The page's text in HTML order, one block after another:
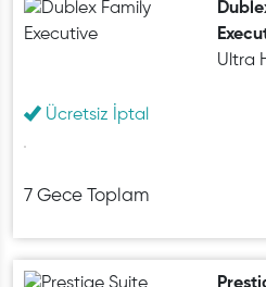
Ultra
Ücretsiz İptal
7 Gece Toplam